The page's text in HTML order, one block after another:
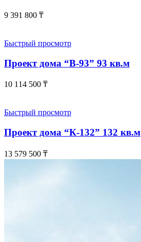
9 391 800 ₸
Быстрый просмотр
Проект дома “В-93” 93 кв.м
10 114 500 ₸
Быстрый просмотр
Проект дома “К-132” 132 кв.м
13 579 500 ₸